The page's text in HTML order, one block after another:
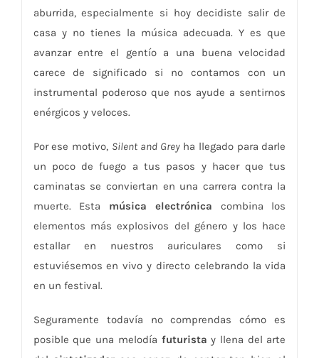
aburrida, especialmente si hoy decidiste salir de
casa y no tienes la música adecuada. Y es que
avanzar entre el gentío a una buena velocidad
carece de significado si no contamos con un
instrumental poderoso que nos ayude a sentirnos
enérgicos y veloces.
Por ese motivo, Silent and Grey ha llegado para darle
un poco de fuego a tus pasos y hacer que tus
caminatas se conviertan en una carrera contra la
muerte. Esta música electrónica combina los
elementos más explosivos del género y los hace
estallar en nuestros auriculares como si
estuviésemos en vivo y directo celebrando la vida
en un festival.
Seguramente todavía no comprendas cómo es
posible que una melodía futuristay llena del arte